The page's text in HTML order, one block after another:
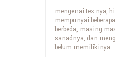
mengenai tex nya,
mempunyai
berbeda, masing
sanadnya, dan
belum memilikinya.